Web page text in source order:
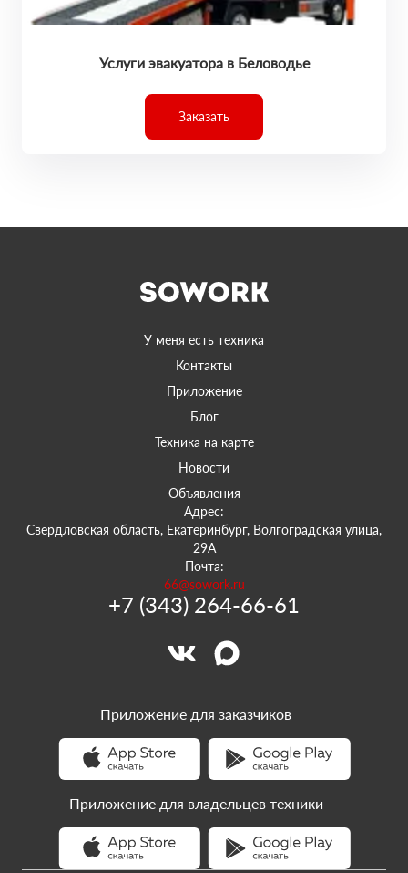
Услуги эвакуатора в Беловодье
Заказать
У меня есть техника
Контакты
Приложение
Блог
Техника на карте
Новости
Объявления
Адрес:
Свердловская область, Екатеринбург, Волгоградская улица,
29А
Почта:
66@sowork.ru
+7 (343) 264-66-61
Приложение для заказчиков
Приложение для владельцев техники